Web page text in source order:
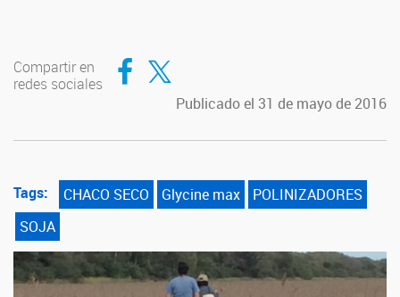
Compartir en
redes sociales
Compartir en Facebook
Compartir en Twitter
Publicado el 31 de mayo de 2016
Tags: CHACO SECO Glycine max
POLINIZADORES
SOJA